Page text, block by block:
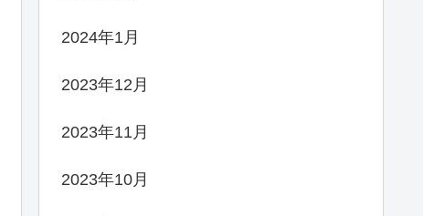
2024年1月
2023年12月
2023年11月
2023年10月